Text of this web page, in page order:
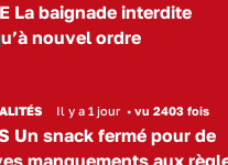
La baignade interdite
nouvel ordre
Il y a 1 jour • vu 2403 fois
Un snack fermé pour de
manquements aux